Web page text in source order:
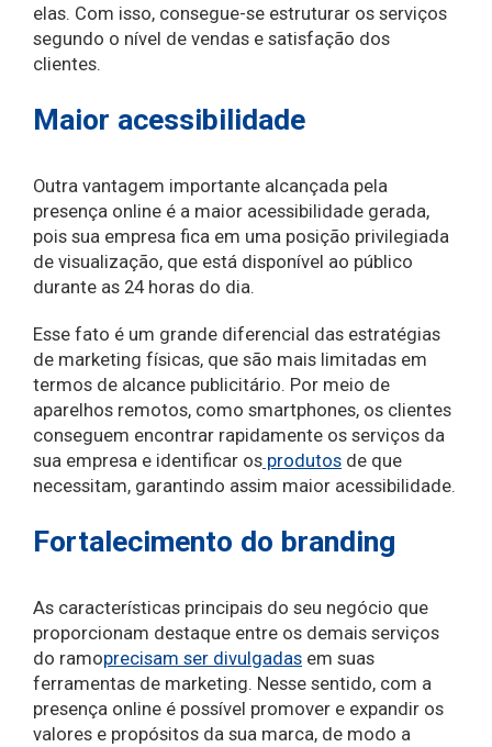
elas. Com isso, consegue-se estruturar os serviços
segundo o nível de vendas e satisfação dos
clientes.
Maior acessibilidade
Outra vantagem importante alcançada pela
presença online é a maior acessibilidade gerada,
pois sua empresa fica em uma posição privilegiada
de visualização, que está disponível ao público
durante as 24 horas do dia.
Esse fato é um grande diferencial das estratégias
de marketing físicas, que são mais limitadas em
termos de alcance publicitário. Por meio de
aparelhos remotos, como smartphones, os clientes
conseguem encontrar rapidamente os serviços da
sua empresa e identificar os produtos de que
necessitam, garantindo assim maior acessibilidade.
Fortalecimento do branding
As características principais do seu negócio que
proporcionam destaque entre os demais serviços
do ramoprecisam ser divulgadas em suas
ferramentas de marketing. Nesse sentido, com a
presença online é possível promover e expandir os
valores e propósitos da sua marca, de modo a